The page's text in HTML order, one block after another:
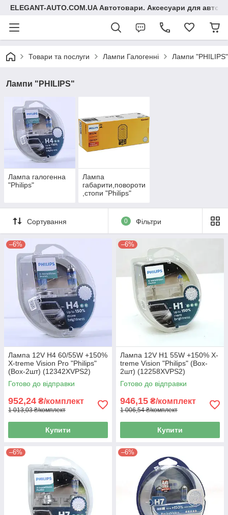
ELEGANT-AUTO.COM.UA Автотовари. Аксесуари для авто
Товари та послуги Лампи Галогенні Лампи "PHILIPS"
Лампи "PHILIPS"
Лампа галогенна
"Philips"
Лампа
габарити,повороти
,стопи "Philips"
Сортування 0 Фільтри
–6%
Лампа 12V H4 60/55W +150%
X-treme Vision Pro "Philips"
(Box-2шт) (12342XVPS2)
Готово до відправки
952,24 ₴/комплект
1 013,03 ₴/комплект
Купити
–6%
Лампа 12V H1 55W +150% X-
treme Vision "Philips" (Box-
2шт) (12258XVPS2)
Готово до відправки
946,15 ₴/комплект
1 006,54 ₴/комплект
Купити
–6% –6%